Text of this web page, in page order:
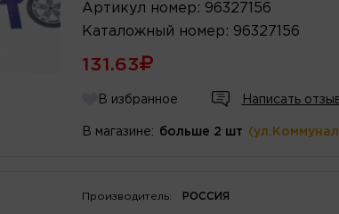
Артикул номер : 96327156
Каталожный номер : 96327156
131.63
В избранное Написать
В магазине: больше 2 шт
Производитель: РОССИЯ